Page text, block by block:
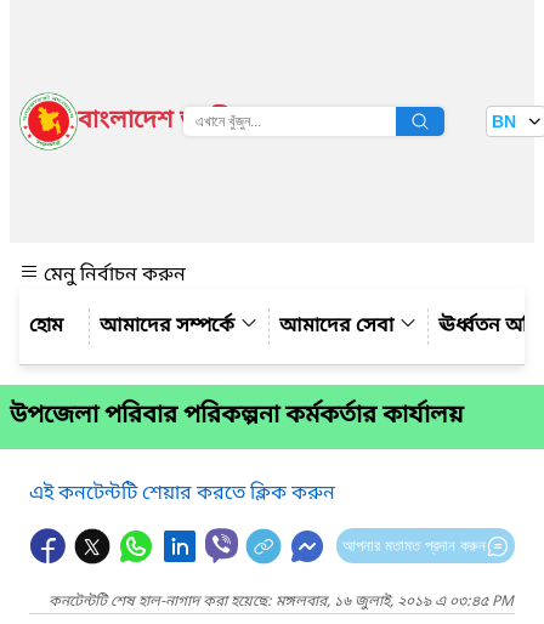
বাংলাদেশ জাতীয় তথ্য বাতায়ন BN
মেনু নির্বাচন করুন
আমাদের সম্পর্কে
আমাদের সেবা ঊর্ধ্বতন
উপজেলা পরিবার পরিকল্পনা কর্মকর্তার কার্যালয়
এই কনটেন্টটি শেয়ার করতে ক্লিক করুন
আপনার মতামত প্রদান করুন
কনটেন্টটি শেষ হাল-নাগাদ করা হয়েছে: মঙ্গলবার, ১৬ জুলাই, ২০১৯ এ ০৩:৪৫ PM